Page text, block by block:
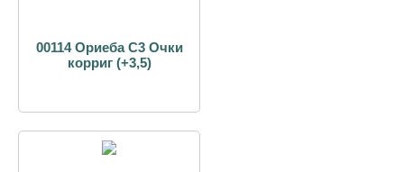
00114 Ориеба С3 Очки
корриг (+3,5)